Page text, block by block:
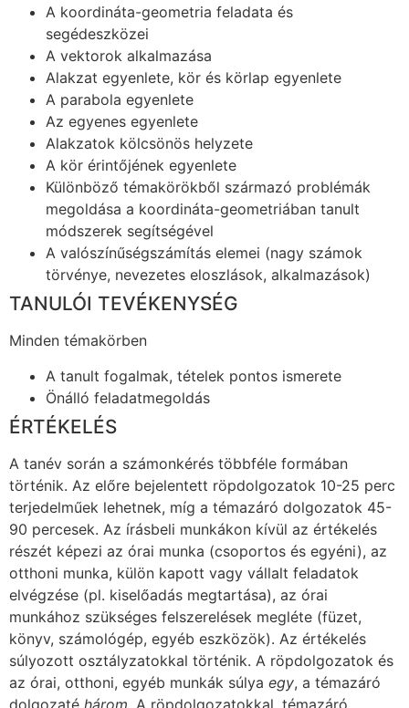
A koordináta-geometria feladata és
segédeszközei
A vektorok alkalmazása
Alakzat egyenlete, kör és körlap egyenlete
A parabola egyenlete
Az egyenes egyenlete
Alakzatok kölcsönös helyzete
A kör érintőjének egyenlete
Különböző témakörökből származó problémák
megoldása a koordináta-geometriában tanult
módszerek segítségével
A valószínűségszámítás elemei (nagy számok
törvénye, nevezetes eloszlások, alkalmazások)
TANULÓI TEVÉKENYSÉG
Minden témakörben
A tanult fogalmak, tételek pontos ismerete
Önálló feladatmegoldás
ÉRTÉKELÉS
A tanév során a számonkérés többféle formában
történik. Az előre bejelentett röpdolgozatok 10-25 perc
terjedelműek lehetnek, míg a témazáró dolgozatok 45-
90 percesek. Az írásbeli munkákon kívül az értékelés
részét képezi az órai munka (csoportos és egyéni), az
otthoni munka, külön kapott vagy vállalt feladatok
elvégzése (pl. kiselőadás megtartása), az órai
munkához szükséges felszerelések megléte (füzet,
könyv, számológép, egyéb eszközök). Az értékelés
súlyozott osztályzatokkal történik. A röpdolgozatok és
az órai, otthoni, egyéb munkák súlya egy, a témazáró
dolgozaté három . A röpdolgozatokkal, témazáró